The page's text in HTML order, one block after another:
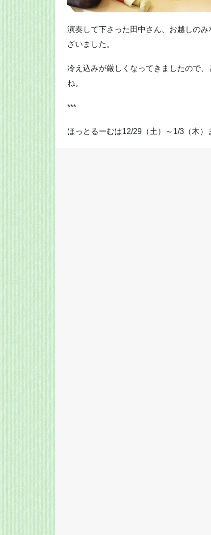
演奏して下さった田中さん、お越しの
ざいました。
冷え込みが厳しくなってきましたので
ね。
***
ほっとるーむは12/29（土）～1/3（木）